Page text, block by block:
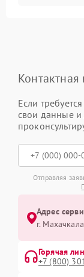
Если
свои данные и
Отправляя
Адрес
г.
Горячая
+7 (800)